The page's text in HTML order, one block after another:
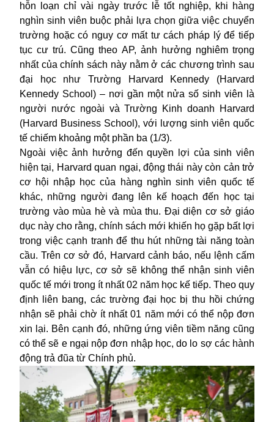
hỗn loạn chỉ vài ngày trước lễ tốt nghiệp, khi hàng
nghìn sinh viên buộc phải lựa chọn giữa việc chuyển
trường hoặc có nguy cơ mất tư cách pháp lý để tiếp
tục cư trú. Cũng theo AP, ảnh hưởng nghiêm trọng
nhất của chính sách này nằm ở các chương trình sau
đại học như Trường Harvard Kennedy (Harvard
Kennedy School) – nơi gần một nửa số sinh viên là
người nước ngoài và Trường Kinh doanh Harvard
(Harvard Business School), với lượng sinh viên quốc
tế chiếm khoảng một phần ba (1/3).
Ngoài việc ảnh hưởng đến quyền lợi của sinh viên
hiện tại, Harvard quan ngại, động thái này còn cản trở
cơ hội nhập học của hàng nghìn sinh viên quốc tế
khác, những người đang lên kế hoạch đến học tại
trường vào mùa hè và mùa thu. Đại diện cơ sở giáo
dục này cho rằng, chính sách mới khiến họ gặp bất lợi
trong việc cạnh tranh để thu hút những tài năng toàn
cầu. Trên cơ sở đó, Harvard cảnh báo, nếu lệnh cấm
vẫn có hiệu lực, cơ sở sẽ không thể nhận sinh viên
quốc tế mới trong ít nhất 02 năm học kế tiếp. Theo quy
định liên bang, các trường đại học bị thu hồi chứng
nhận sẽ phải chờ ít nhất 01 năm mới có thể nộp đơn
xin lại. Bên cạnh đó, những ứng viên tiềm năng cũng
có thể sẽ e ngại nộp đơn nhập học, do lo sợ các hành
động trả đũa từ Chính phủ.